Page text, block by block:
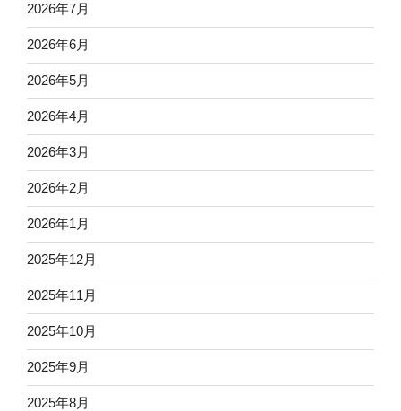
2026年7月
2026年6月
2026年5月
2026年4月
2026年3月
2026年2月
2026年1月
2025年12月
2025年11月
2025年10月
2025年9月
2025年8月